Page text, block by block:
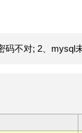
不对; 2、mysql未